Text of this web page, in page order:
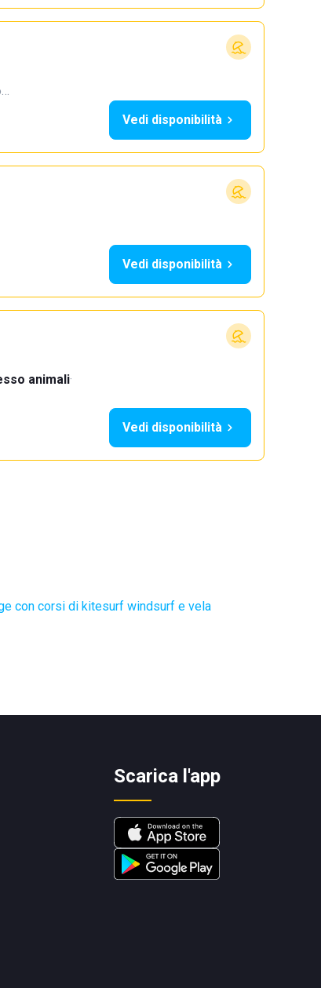
Vedi disponibilità
Vedi disponibilità
animali·
Vedi disponibilità
con corsi di kitesurf windsurf e vela
Scarica l'app